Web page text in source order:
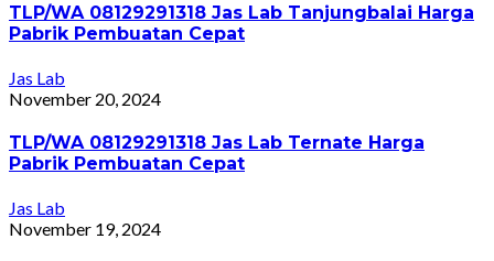
TLP/WA 08129291318 Jas Lab Tanjungbalai Harga
Pabrik Pembuatan Cepat
Jas Lab
November 20, 2024
TLP/WA 08129291318 Jas Lab Ternate Harga
Pabrik Pembuatan Cepat
Jas Lab
November 19, 2024